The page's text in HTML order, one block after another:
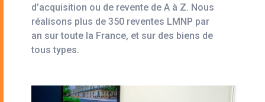
d’acquisition ou de revente de A à Z. Nous
réalisons plus de 350 reventes LMNP par
an sur toute la France, et sur des biens de
tous types.